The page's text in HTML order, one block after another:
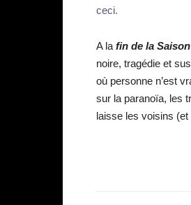
ceci.
A la fin de la S
noire, tragédie et
où personne n’est
sur la paranoïa, les
laisse les voisins